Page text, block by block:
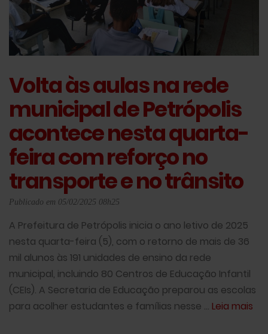
Volta às aulas na rede
municipal de Petrópolis
acontece nesta quarta-
feira com reforço no
transporte e no trânsito
Publicado em 05/02/2025 08h25
A Prefeitura de Petrópolis inicia o ano letivo de 2025
nesta quarta-feira (5), com o retorno de mais de 36
mil alunos às 191 unidades de ensino da rede
municipal, incluindo 80 Centros de Educação Infantil
(CEIs). A Secretaria de Educação preparou as escolas
para acolher estudantes e famílias nesse ... Leia mais